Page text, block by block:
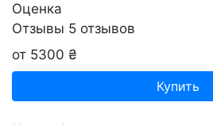
Оценка
Отзывы 5 отзывов
от 5300 ₴
Купить